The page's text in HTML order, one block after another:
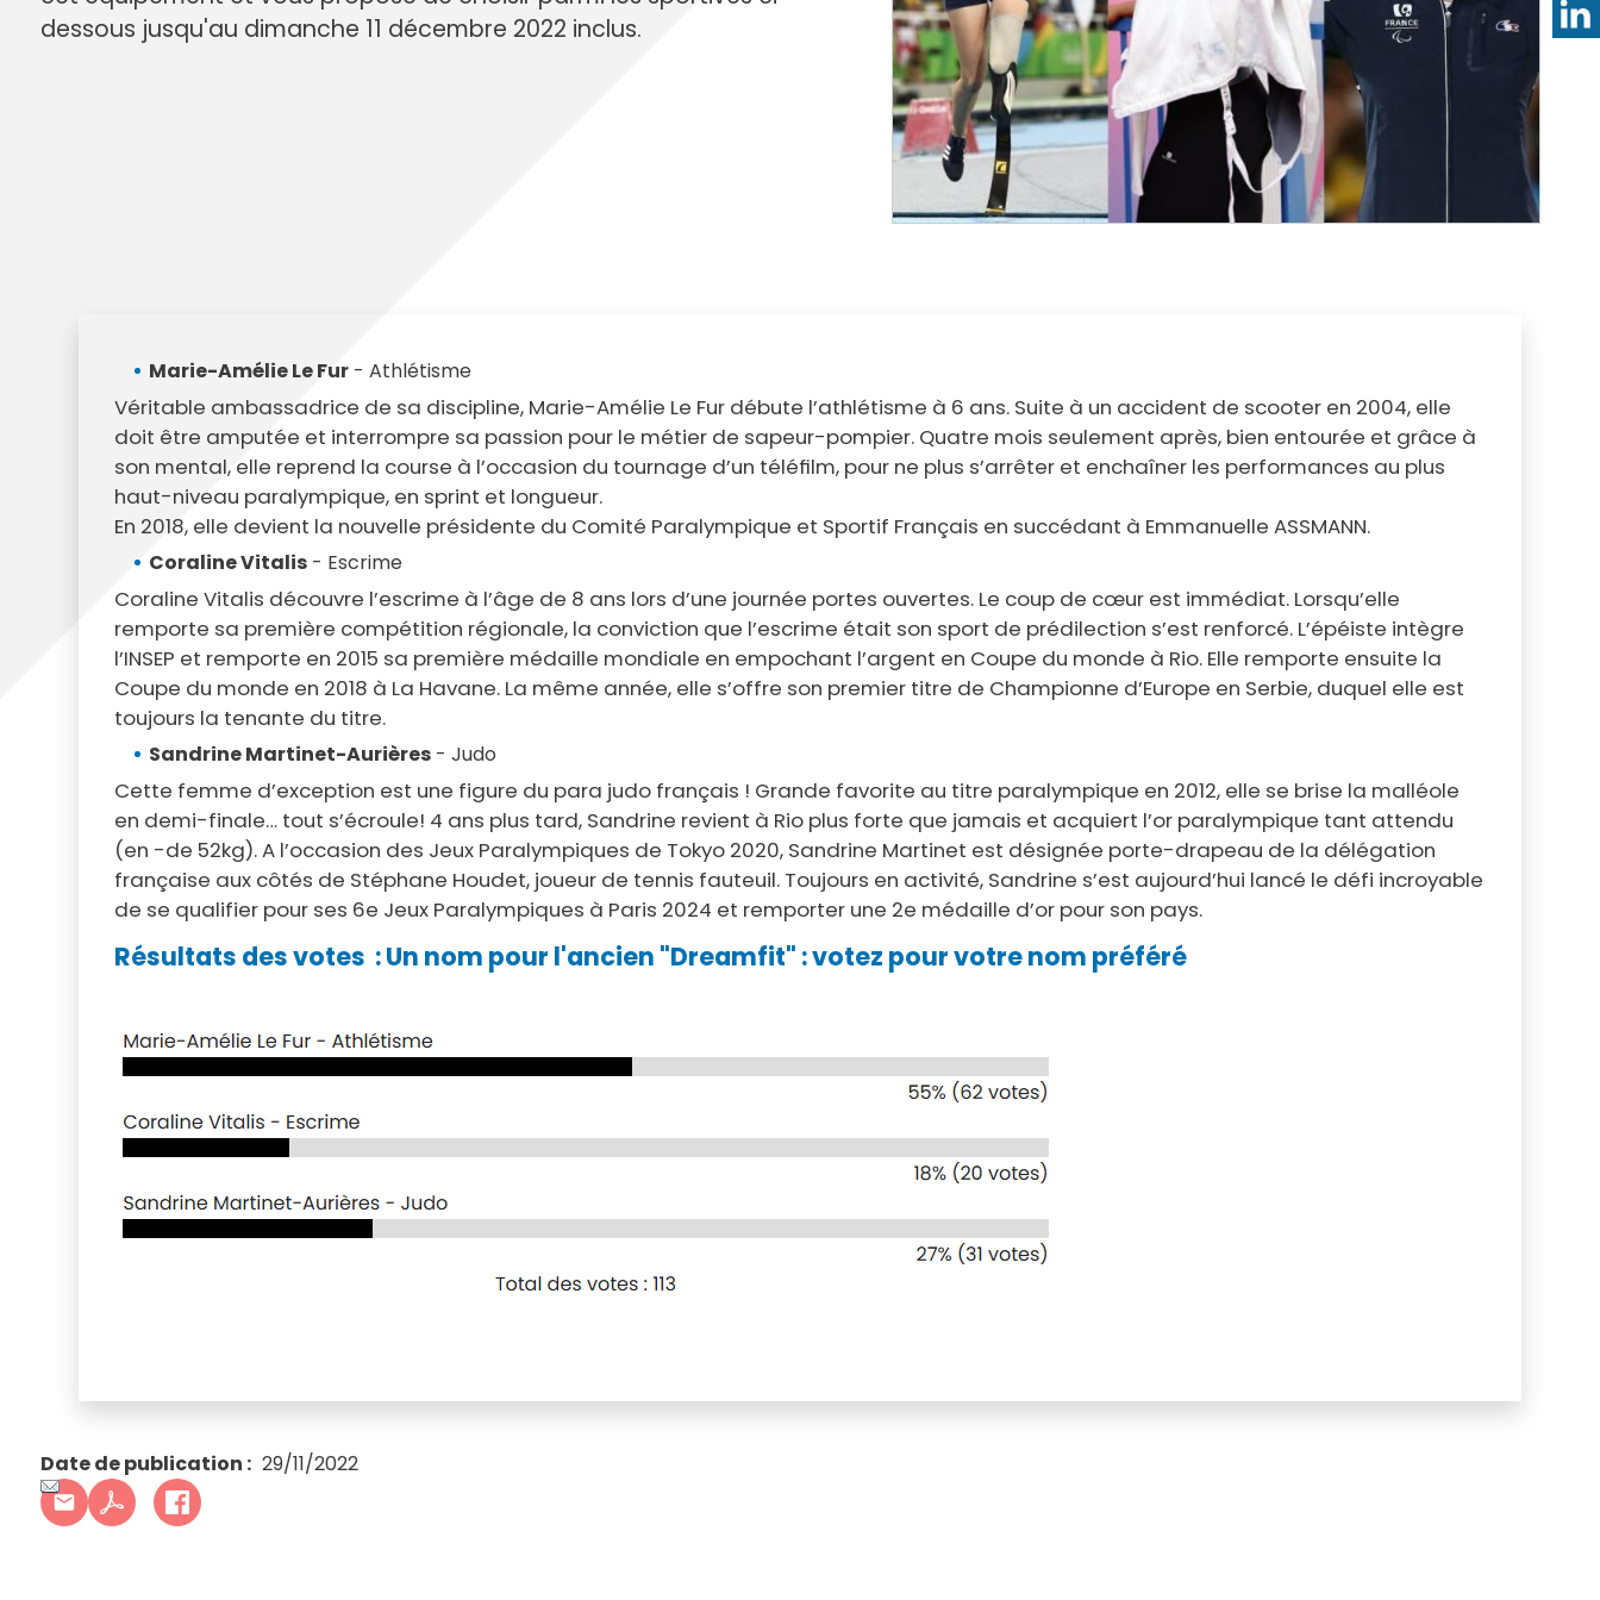
Services en ligne
Annuaire des associations
Formalités administratives pour les
associations
Marché de la Ville
Sapeurs pompiers
Assainissement
Les RDV santé
Qualité de l'air et de l'eau
Bruit et santé
Prévention des intoxications au
monoxyde de carbone
Plan local d'urbanisme
Octobre rose
dessous jusqu'au dimanche 11 décembre 2022 inclus.
Marie-Amélie Le Fur- Athlétisme
Véritable ambassadrice de sa discipline, Marie-Amélie Le Fur débute l’athlétisme à 6 ans. Suite à un accident de scooter en 2004, elle
doit être amputée et interrompre sa passion pour le métier de sapeur-pompier. Quatre mois seulement après, bien entourée et grâce à
son mental, elle reprend la course à l’occasion du tournage d’un téléﬁlm, pour ne plus s’arrêter et enchaîner les performances au plus
haut-niveau paralympique, en sprint et longueur.
En 2018, elle devient la nouvelle présidente du Comité Paralympique et Sportif Français en succédant à Emmanuelle ASSMANN.
Coraline Vitalis- Escrime
Coraline Vitalis découvre l’escrime à l’âge de 8 ans lors d’une journée portes ouvertes. Le coup de cœur est immédiat. Lorsqu’elle
remporte sa première compétition régionale, la conviction que l’escrime était son sport de prédilection s’est renforcé. L’épéiste intègre
l’INSEP et remporte en 2015 sa première médaille mondiale en empochant l’argent en Coupe du monde à Rio. Elle remporte ensuite la
Coupe du monde en 2018 à La Havane. La même année, elle s’offre son premier titre de Championne d’Europe en Serbie, duquel elle est
toujours la tenante du titre.
Sandrine Martinet-Aurières- Judo
Cette femme d’exception est une figure du para judo français ! Grande favorite au titre paralympique en 2012, elle se brise la malléole
en demi-finale… tout s’écroule! 4 ans plus tard, Sandrine revient à Rio plus forte que jamais et acquiert l’or paralympique tant attendu
(en -de 52kg). A l’occasion des Jeux Paralympiques de Tokyo 2020, Sandrine Martinet est désignée porte-drapeau de la délégation
française aux côtés de Stéphane Houdet, joueur de tennis fauteuil. Toujours en activité, Sandrine s’est aujourd’hui lancé le défi incroyable
de se qualifier pour ses 6e Jeux Paralympiques à Paris 2024 et remporter une 2e médaille d’or pour son pays.
Résultats des votes : Un nom pour l'ancien "Dreamfit" : votez pour votre nom préféré
Date de publication 29/11/2022